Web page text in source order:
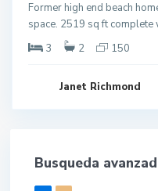
Former high end beach
space. 2519 sq ft complete
3
2 150
Janet Richmond
Busqueda